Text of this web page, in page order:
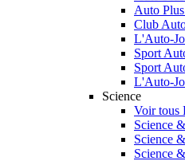
Auto
Club
L'Auto-
Sport
Sport
L'Auto-
Science
Voir tous
Science
Science
Science